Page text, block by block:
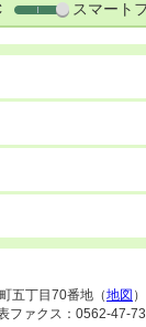
スマート
五丁目70番地（地図 ）
ファクス：0562-47-